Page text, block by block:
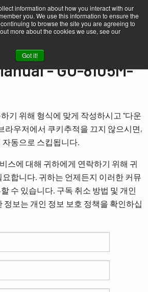
information about how you interact with our
you. We use this information to ensure the
to browse the site you are agreeing to
more about the cookies we use, see our
Got it!
- GO-8105M-
기 위해 형식에 맞게 작성하시고 "다운
라우저에서 쿠키추적을 끄지 않으시면,
동으로 스킵됩니다.
스에 대해 귀하에게 연락하기 위해 귀
합니다. 귀하는 언제든지 이러한 커뮤
수 있습니다. 구독 취소 방법 및 개인
정보는 개인 정보 보호 정책을 확인하십